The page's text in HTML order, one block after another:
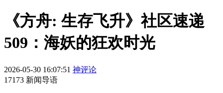
《方舟: 生存飞升》社区速递
509：海妖的狂欢时光
2026-05-30 16:07:51 神评论
17173 新闻导语